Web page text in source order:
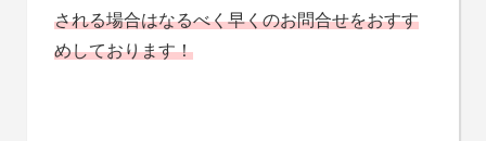
される場合はなるべく早くのお問合せをおすす
めしております！